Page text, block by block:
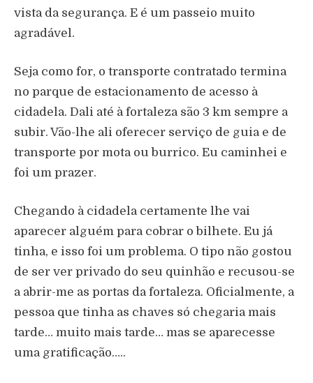
vista da segurança. E é um passeio muito
agradável.
Seja como for, o transporte contratado termina
no parque de estacionamento de acesso à
cidadela. Dali até à fortaleza são 3 km sempre a
subir. Vão-lhe ali oferecer serviço de guia e de
transporte por mota ou burrico. Eu caminhei e
foi um prazer.
Chegando à cidadela certamente lhe vai
aparecer alguém para cobrar o bilhete. Eu já
tinha, e isso foi um problema. O tipo não gostou
de ser ver privado do seu quinhão e recusou-se
a abrir-me as portas da fortaleza. Oficialmente, a
pessoa que tinha as chaves só chegaria mais
tarde… muito mais tarde… mas se aparecesse
uma gratificação…..